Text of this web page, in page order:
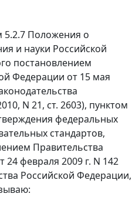
5.2.7 Положения о
и науки Российской
постановлением
Федерации от 15 мая
N 21, ст. 2603), пунктом
федеральных
стандартов,
Правительства
февраля 2009 г. N 142
Российской Федерации,